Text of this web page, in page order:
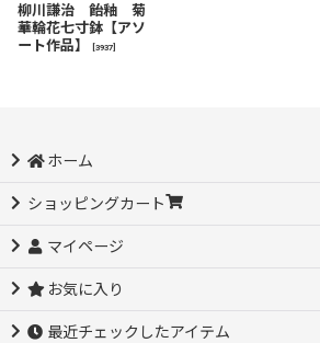
柳川謙治 飴釉 菊
華輪花七寸鉢【アソ
ート作品】
3937
ホーム
ショッピングカート
マイページ
お気に入り
最近チェックしたアイテム